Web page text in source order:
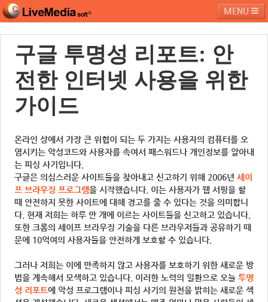
MENU
라이브미디어소프트 제품 및 서비스 블로그 커뮤니티
페밀리 사이트
구글 투명성 리포트: 안
전한 인터넷 사용을 위한
가이드
온라인 상에서 가장 큰 위협이 되는 두 가지는 사용자의 컴퓨터를 오
염시키는 악성코드와 사용자를 속여서 패스워드나 개인정보를 알아내
는 피싱 사기입니다.
구글은 의심스러운 사이트들을 찾아내고 신고하기 위해 2006년 세이
프 브라우징 프로그램을 시작했습니다. 이는 사용자가 웹 서핑을 할
때 안전하지 못한 사이트에 대해 경고를 줄 수 있다는 것을 의미합니
다. 현재 저희는 하루 만 개에 이르는 사이트들을 신고하고 있습니다.
또한 크롬의 세이프 브라우징 기술을 다른 브라우저들과 공유하기 때
문에 10억여의 사용자들을 안전하게 보호할 수 있습니다.
그러나 저희는 이에 만족하지 않고 사용자를 보호하기 위한 새로운 방
법을 계속해서 모색하고 있습니다. 이러한 노력의 일환으로 오늘 투명
성 리포트에 악성 프로그램이나 피싱 사기의 원천을 밝히는 새로운 섹